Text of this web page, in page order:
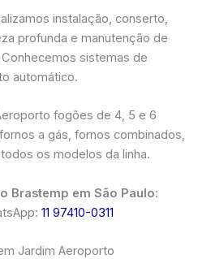
instalação, conserto,
profunda e manutenção de
sistemas de
automático.
fogões de 4, 5 e 6
a gás, fornos combinados,
os modelos da linha.
Brastemp em São Paulo:
11 97410-0311
Jardim Aeroporto